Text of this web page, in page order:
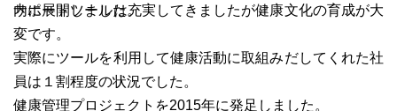
内に展開しました。
サポートツールは充実してきましたが健康文化の育成が大
変です。
実際にツールを利用して健康活動に取組みだしてくれた社
員は１割程度の状況でした。
健康管理プロジェクトを2015年に発足しました。